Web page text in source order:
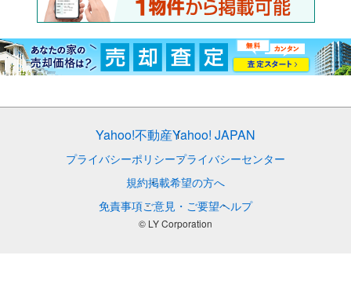
Yahoo!不動産Yahoo! JAPAN
プライバシーポリシープライバシーセンター
規約掲載希望の方へ
免責事項ご意見・ご要望ヘルプ
© LY Corporation